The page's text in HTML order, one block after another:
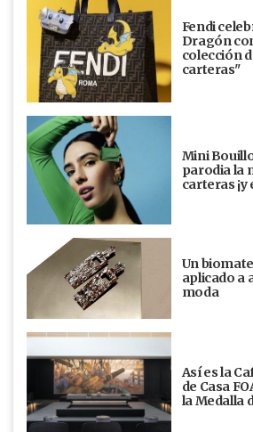
Fendi
Dragón
colección
carteras"
Mini
parodia la
carteras
Un
aplicado a
moda
Así es la
de Casa
la Medalla